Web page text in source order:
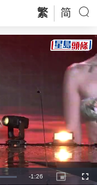
繁 简
Remaining
-1:26
Picture-